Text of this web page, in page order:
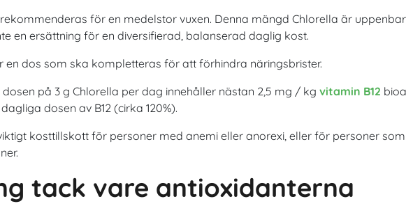
för en medelstor vuxen. Denna mängd Chlorella är
en ersättning för en diversifierad, balanserad daglig kost.
en dos som ska kompletteras för att förhindra näringsbrister.
på 3 g Chlorella per dag innehåller nästan 2,5 mg / kg vitamin B12
dosen av B12 (cirka 120%).
kosttillskott för personer med anemi eller anorexi, eller för personer
tack vare antioxidanterna